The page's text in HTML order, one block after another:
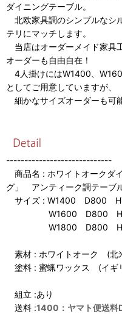
ダイニングテーブル。
北欧家具調のシンプルなシ
テリにマッチします。
当店はオーダーメイド家具
オーダーも自由自在！
4人掛けにはW1400、
としてご用意していますが、
細かなサイズオーダーも可
-----------------------------
商品名 : ホワイトオークダ
グ」 アンティーク調テーブ
サイズ : W1400 D800
W1600 D800
W1800 D800
素材 : ホワイトオーク (北
塗料 : 蜜蝋ワックス (イ
組立 :あり
送料 :1400：ヤマト便送料